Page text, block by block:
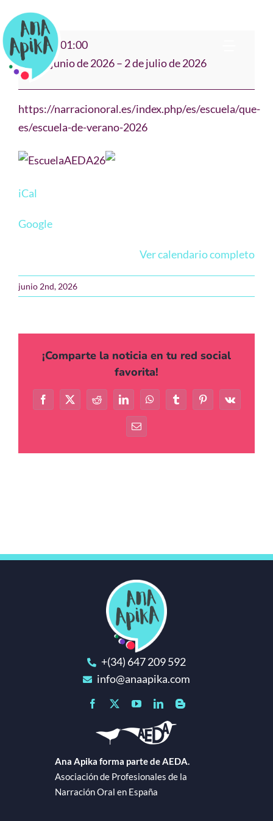
al
contenido
Bio
Narración
Cuentos & Música
Formación
ESCUELA
DE
VERANO
DE
AEDA
00:00 –01:00
29 de junio de 2026– 2 de julio de 2026
https://narracionoral.es/index.php/es/escuela/que-
es/escuela-de-verano-2026
iCal
Google
Ver calendario completo
junio 2nd, 2026
¡Comparte la noticia en tu red social
favorita!
Facebook
X RedditLinkedInWhatsAppTumblrPinterest
Vk
Correo
electrónico
+(34) 647 209 592
info@anaapika.com
Ana Apika forma parte de AEDA.
Asociación de Profesionales de la
Narración Oral en España